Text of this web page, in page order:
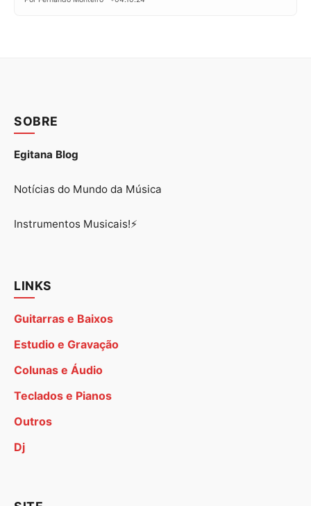
SOBRE
Egitana Blog
Notícias do Mundo da Música
Instrumentos Musicais!⚡
LINKS
Guitarras e Baixos
Estudio e Gravação
Colunas e Áudio
Teclados e Pianos
Outros
Dj